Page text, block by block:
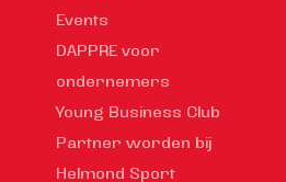
Events
DAPPRE voor
ondernemers
Young Business Club
Partner worden bij
Helmond Sport